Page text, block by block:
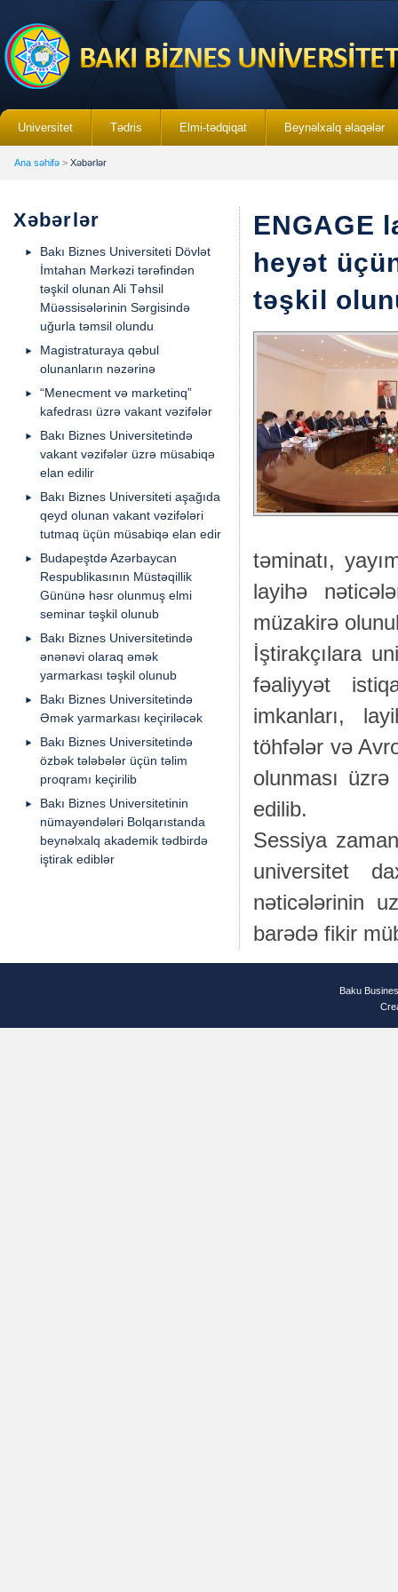
Universitet Tədris Elmi-tədqiqat Beynəlxalq əlaqələr
Ana səhifə > Xəbərlər
Xəbərlər
Bakı Biznes Universiteti Dövlət
İmtahan Mərkəzi tərəfindən
təşkil olunan Ali Təhsil
Müəssisələrinin Sərgisində
uğurla təmsil olundu
Magistraturaya qəbul
olunanların nəzərinə
“Menecment və marketinq”
kafedrası üzrə vakant vəzifələr
Bakı Biznes Universitetində
vakant vəzifələr üzrə müsabiqə
elan edilir
Bakı Biznes Universiteti aşağıda
qeyd olunan vakant vəzifələri
tutmaq üçün müsabiqə elan edir
Budapeştdə Azərbaycan
Respublikasının Müstəqillik
Gününə həsr olunmuş elmi
seminar təşkil olunub
Bakı Biznes Universitetində
ənənəvi olaraq əmək
yarmarkası təşkil olunub
Bakı Biznes Universitetində
Əmək yarmarkası keçiriləcək
Bakı Biznes Universitetində
özbək tələbələr üçün təlim
proqramı keçirilib
Bakı Biznes Universitetinin
nümayəndələri Bolqarıstanda
beynəlxalq akademik tədbirdə
iştirak ediblər
ENGAGE
heyət
təşkil
təminatı,
layihə
müzakirə
İştirakçılara
fəaliyyət
imkanları,
töhfələr və
olunması
edilib.
Sessiya
universitet
nəticələrinin
barədə fikir
Baku